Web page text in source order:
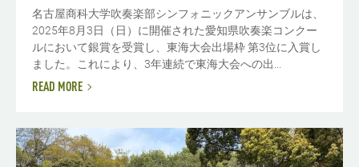
名古屋商科大学吹奏楽部シンフォニックアンサンブルは、
2025年8月3日（日）に開催された愛知県吹奏楽コンクー
ルにおいて銀賞を受賞し、東海大会出場枠 第3位に入賞し
ました。これにより、3年連続で東海大会への出...
READ MORE